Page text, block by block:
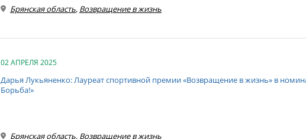
Брянская область, Возвращение в жизнь
02 АПРЕЛЯ 2025
Дарья Лукьяненко: Лауреат спортивной премии «Возвращение в жизнь» в
Борьба!»
Брянская область, Возвращение в жизнь